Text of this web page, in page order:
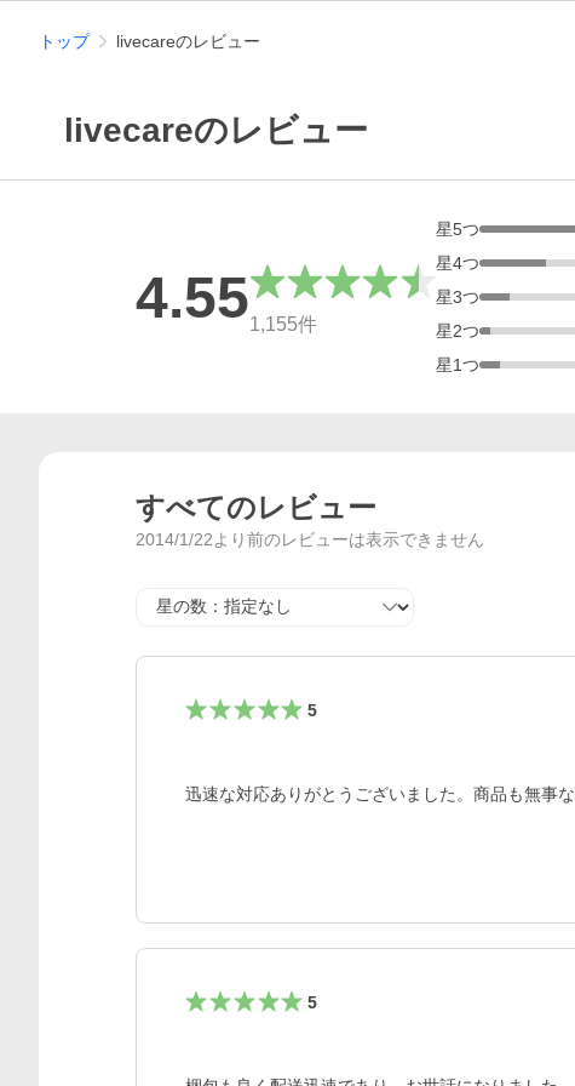
トップ livecareのレビュー
livecareのレビュー
総合評価
4.551,155件
星5つ
星4つ
星3つ
星2つ
星1つ
すべてのレビュー
2014/1/22より前のレビューは表示できません
星の数
5
迅速な対応ありがとうございました。商品も無事な
5